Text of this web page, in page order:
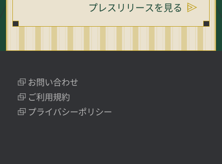
プレスリリースを見る
お問い合わせ
ご利用規約
プライバシーポリシー